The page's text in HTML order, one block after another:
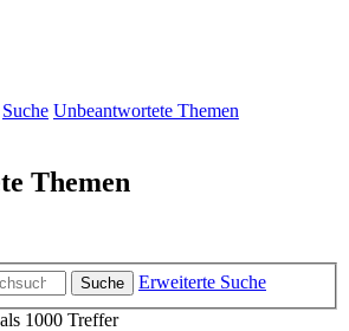
Suche Unbeantwortete Themen
Themen
Suche
Erweiterte Suche
1000 Treffer